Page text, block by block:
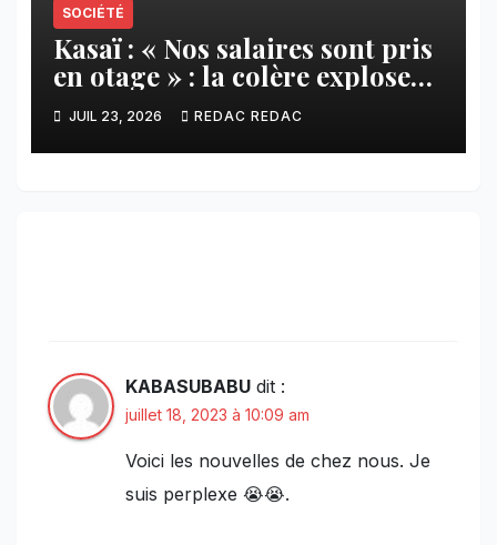
SOCIÉTÉ
Kasaï : « Nos salaires sont pris
en otage » : la colère explose
contre ADVANS Banque à
Tshikapa
JUIL 23, 2026 REDAC REDAC
KABASUBABU dit :
juillet 18, 2023 à 10:09 am
Voici les nouvelles de chez nous. Je
suis perplexe 😭😭.